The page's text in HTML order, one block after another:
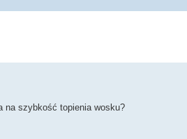
na szybkość topienia wosku?